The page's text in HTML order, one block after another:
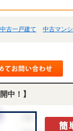
中古一戸建て 中古マン
中！】